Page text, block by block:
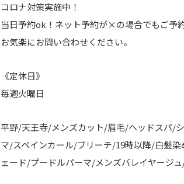
コロナ対策実施中！
当日予約ok！ネット予約が×の場合でもご予
お気楽にお問い合わせください。
《定休日》
毎週火曜日
平野/天王寺/メンズカット/眉毛/ヘッドスパ/
マ/スペインカール/ブリーチ/19時以降/白髪
ェード/プードルパーマ/メンズバレイヤージ